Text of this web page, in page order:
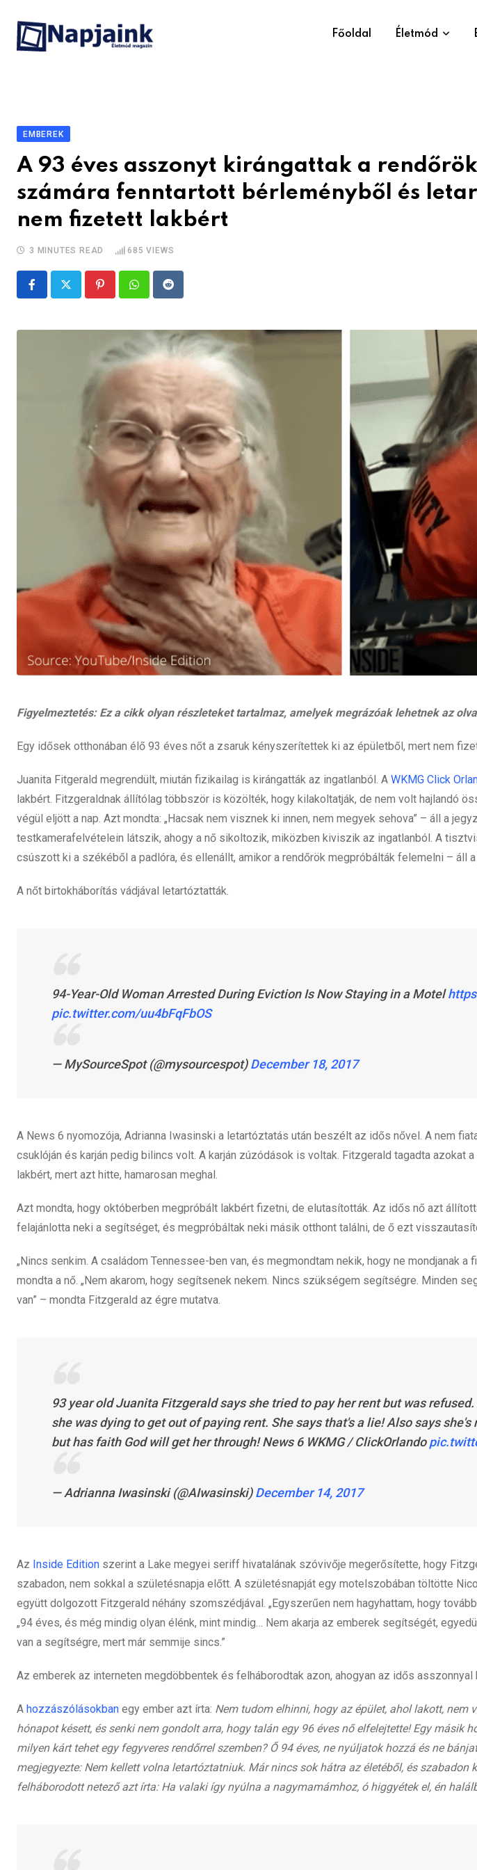
content
Főoldal Életmód
EMBEREK
A 93 éves asszonyt kirángattak a
számára fenntartott bérleményből és
nem fizetett lakbért
3 MINUTES READ 685 VIEWS
PinterestWhatsappReddit
Figyelmeztetés: Ez a cikk olyan részleteket tartalmaz, amelyek megrázóak lehetnek az
Egy idősek otthonában élő 93 éves nőt a zsaruk kényszerítettek ki az épületből, mert nem
Juanita Fitgerald megrendült, miután fizikailag is kirángatták az ingatlanból. A WKMG Click
lakbért. Fitzgeraldnak állítólag többször is közölték, hogy kilakoltatják, de nem volt hajlandó
végül eljött a nap. Azt mondta: „Hacsak nem visznek ki innen, nem megyek sehova” – áll a
testkamerafelvételein látszik, ahogy a nő sikoltozik, miközben kiviszik az ingatlanból. A
csúszott ki a székéből a padlóra, és ellenállt, amikor a rendőrök megpróbálták felemelni – áll
A nőt birtokháborítás vádjával letartóztatták.
94-Year-Old Woman Arrested During Eviction Is Now Staying in a Motel
pic.twitter.com/uu4bFqFbOS
— MySourceSpot (@mysourcespot)December 18, 2017
A News 6 nyomozója, Adrianna Iwasinski a letartóztatás után beszélt az idős nővel. A nem
csuklóján és karján pedig bilincs volt. A karján zúzódások is voltak. Fitzgerald tagadta azokat
lakbért, mert azt hitte, hamarosan meghal.
Azt mondta, hogy októberben megpróbált lakbért fizetni, de elutasították. Az idős nő azt
felajánlotta neki a segítséget, és megpróbáltak neki másik otthont találni, de ő ezt
„Nincs senkim. A családom Tennessee-ben van, és megmondtam nekik, hogy ne mondjanak a
mondta a nő. „Nem akarom, hogy segítsenek nekem. Nincs szükségem segítségre. Minden
van” – mondta Fitzgerald az égre mutatva.
93 year old Juanita Fitzgerald says she tried to pay her rent but was
she was dying to get out of paying rent. She says that's a lie! Also says
but has faith God will get her through! News 6 WKMG / ClickOrlando
— Adrianna Iwasinski (@AIwasinski)December 14, 2017
Az Inside Edition szerint a Lake megyei seriff hivatalának szóvivője megerősítette, hogy
szabadon, nem sokkal a születésnapja előtt. A születésnapját egy motelszobában töltötte
együtt dolgozott Fitzgerald néhány szomszédjával. „Egyszerűen nem hagyhattam, hogy
„94 éves, és még mindig olyan élénk, mint mindig… Nem akarja az emberek segítségét,
van a segítségre, mert már semmije sincs.”
Az emberek az interneten megdöbbentek és felháborodtak azon, ahogyan az idős
A hozzászólásokban egy ember azt írta: Nem tudom elhinni, hogy az épület, ahol lakott, nem
hónapot késett, és senki nem gondolt arra, hogy talán egy 96 éves nő elfelejtette! Egy másik
milyen kárt tehet egy fegyveres rendőrrel szemben? Ő 94 éves, ne nyúljatok hozzá és ne
megjegyezte: Nem kellett volna letartóztatniuk. Már nincs sok hátra az életéből, és szabadon
felháborodott netező azt írta: Ha valaki így nyúlna a nagymamámhoz, ó higgyétek el, én